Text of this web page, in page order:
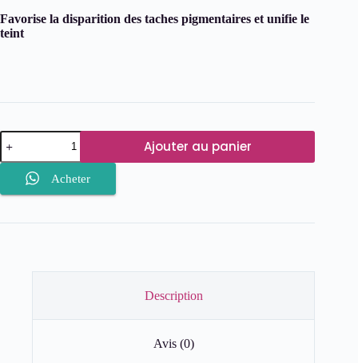
Favorise la disparition des taches pigmentaires et unifie le
teint
quantité
de
ACM
DÉPIWHITE
ActiveGel
Ajouter au panier
Acheter
Description
Avis (0)